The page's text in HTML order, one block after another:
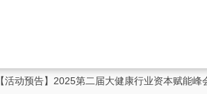
【活动预告】2025第二届大健康行业资本赋能